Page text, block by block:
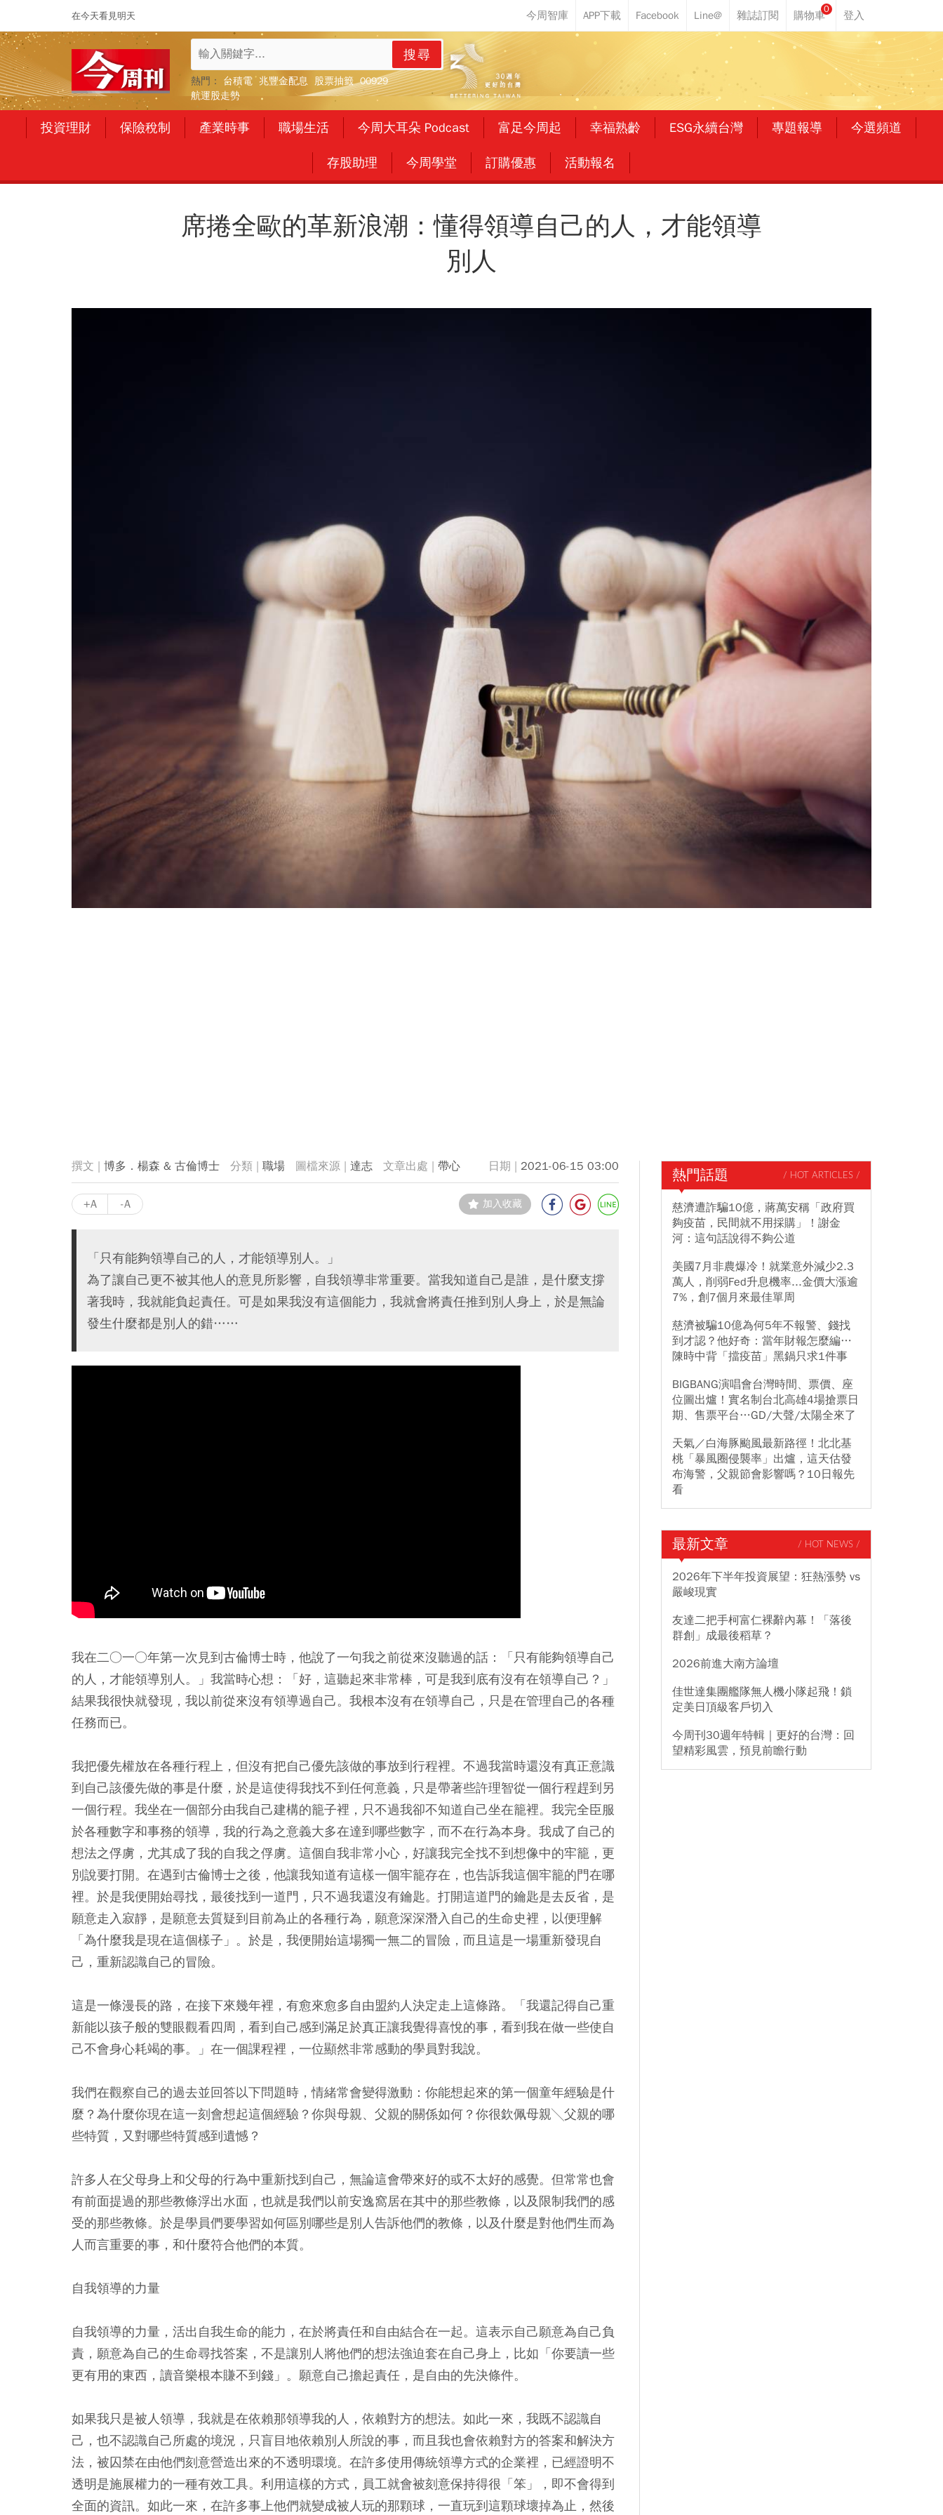
在今天看見明天
0
搜尋
熱門： 台積電 兆豐金配息 股票抽籤 00929
航運股走勢
投資理財 保險稅制 產業時事 職場生活 今周大耳朵 Podcast 富足今周起 幸福熟齡 ESG永續台灣 專題報導 今選頻道
存股助理 今周學堂 訂購優惠 活動報名
席捲全歐的革新浪潮：懂得領導自己的人，才能領導
別人
博多．楊森 & 古倫博士 職場 達志 帶心 2021-06-15 03:00
+A -A 加入收藏
「只有能夠領導自己的人，才能領導別人。」
為了讓自己更不被其他人的意見所影響，自我領導非常重要。當我知道自己是誰，是什麼支撐
著我時，我就能負起責任。可是如果我沒有這個能力，我就會將責任推到別人身上，於是無論
發生什麼都是別人的錯……
我在二○一○年第一次見到古倫博士時，他說了一句我之前從來沒聽過的話：「只有能夠領導自己
的人，才能領導別人。」我當時心想：「好，這聽起來非常棒，可是我到底有沒有在領導自己？」
結果我很快就發現，我以前從來沒有領導過自己。我根本沒有在領導自己，只是在管理自己的各種
任務而已。
我把優先權放在各種行程上，但沒有把自己優先該做的事放到行程裡。不過我當時還沒有真正意識
到自己該優先做的事是什麼，於是這使得我找不到任何意義，只是帶著些許理智從一個行程趕到另
一個行程。我坐在一個部分由我自己建構的籠子裡，只不過我卻不知道自己坐在籠裡。我完全臣服
於各種數字和事務的領導，我的行為之意義大多在達到哪些數字，而不在行為本身。我成了自己的
想法之俘虜，尤其成了我的自我之俘虜。這個自我非常小心，好讓我完全找不到想像中的牢籠，更
別說要打開。在遇到古倫博士之後，他讓我知道有這樣一個牢籠存在，也告訴我這個牢籠的門在哪
裡。於是我便開始尋找，最後找到一道門，只不過我還沒有鑰匙。打開這道門的鑰匙是去反省，是
願意走入寂靜，是願意去質疑到目前為止的各種行為，願意深深潛入自己的生命史裡，以便理解
「為什麼我是現在這個樣子」。於是，我便開始這場獨一無二的冒險，而且這是一場重新發現自
己，重新認識自己的冒險。
這是一條漫長的路，在接下來幾年裡，有愈來愈多自由盟約人決定走上這條路。「我還記得自己重
新能以孩子般的雙眼觀看四周，看到自己感到滿足於真正讓我覺得喜悅的事，看到我在做一些使自
己不會身心耗竭的事。」在一個課程裡，一位顯然非常感動的學員對我說。
我們在觀察自己的過去並回答以下問題時，情緒常會變得激動：你能想起來的第一個童年經驗是什
麼？為什麼你現在這一刻會想起這個經驗？你與母親、父親的關係如何？你很欽佩母親╲父親的哪
些特質，又對哪些特質感到遺憾？
許多人在父母身上和父母的行為中重新找到自己，無論這會帶來好的或不太好的感覺。但常常也會
有前面提過的那些教條浮出水面，也就是我們以前安逸窩居在其中的那些教條，以及限制我們的感
受的那些教條。於是學員們要學習如何區別哪些是別人告訴他們的教條，以及什麼是對他們生而為
人而言重要的事，和什麼符合他們的本質。
自我領導的力量
自我領導的力量，活出自我生命的能力，在於將責任和自由結合在一起。這表示自己願意為自己負
責，願意為自己的生命尋找答案，不是讓別人將他們的想法強迫套在自己身上，比如「你要讀一些
更有用的東西，讀音樂根本賺不到錢」。願意自己擔起責任，是自由的先決條件。
如果我只是被人領導，我就是在依賴那領導我的人，依賴對方的想法。如此一來，我既不認識自
己，也不認識自己所處的境況，只盲目地依賴別人所說的事，而且我也會依賴對方的答案和解決方
法，被囚禁在由他們刻意營造出來的不透明環境。在許多使用傳統領導方式的企業裡，已經證明不
透明是施展權力的一種有效工具。利用這樣的方式，員工就會被刻意保持得很「笨」，即不會得到
全面的資訊。如此一來，在許多事上他們就變成被人玩的那顆球，一直玩到這顆球壞掉為止，然後
熱門話題 / HOT ARTICLES /
慈濟遭詐騙10億，蔣萬安稱「政府買
夠疫苗，民間就不用採購」！謝金
河：這句話說得不夠公道
美國7月非農爆冷！就業意外減少2.3
萬人，削弱Fed升息機率...金價大漲逾
7%，創7個月來最佳單周
慈濟被騙10億為何5年不報警、錢找
到才認？他好奇：當年財報怎麼編…
陳時中背「擋疫苗」黑鍋只求1件事
BIGBANG演唱會台灣時間、票價、座
位圖出爐！實名制台北高雄4場搶票日
期、售票平台…GD/大聲/太陽全來了
天氣／白海豚颱風最新路徑！北北基
桃「暴風圈侵襲率」出爐，這天估發
布海警，父親節會影響嗎？10日報先
看
最新文章 / HOT NEWS /
2026年下半年投資展望：狂熱漲勢 vs
嚴峻現實
友達二把手柯富仁裸辭內幕！「落後
群創」成最後稻草？
2026前進大南方論壇
佳世達集團艦隊無人機小隊起飛！鎖
定美日頂級客戶切入
今周刊30週年特輯｜更好的台灣：回
望精彩風雲，預見前瞻行動